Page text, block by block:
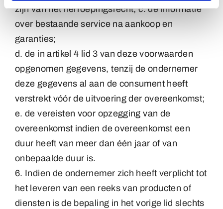
zijn van het herroepingsrecht; c. de informatie
over bestaande service na aankoop en
garanties;
d. de in artikel 4 lid 3 van deze voorwaarden
opgenomen gegevens, tenzij de ondernemer
deze gegevens al aan de consument heeft
verstrekt vóór de uitvoering der overeenkomst;
e. de vereisten voor opzegging van de
overeenkomst indien de overeenkomst een
duur heeft van meer dan één jaar of van
onbepaalde duur is.
6. Indien de ondernemer zich heeft verplicht tot
het leveren van een reeks van producten of
diensten is de bepaling in het vorige lid slechts